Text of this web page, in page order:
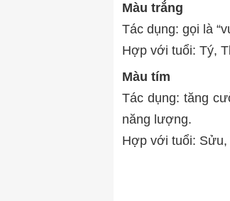
Màu trắng
Tác dụng: gọi là
Hợp với tuổi: Tý,
Màu tím
Tác dụng: tăng
năng lượng.
Hợp với tuổi: Sửu,